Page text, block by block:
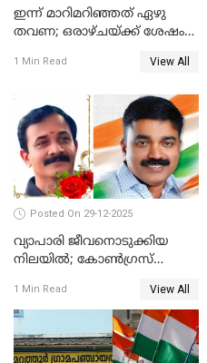
ഇന്ന് മാറിമറിഞ്ഞത് ഏഴു
തവണ; ഒരാഴ്ചയ്ക്ക് ശേഷം
1 Min Read View All
Posted On 29-12-2025
വ്യാപാരി ജീവനൊടുക്കിയ
നിലയില്‍; കോണ്‍ഗ്രസ്
മാനസികപീഡനമെന്ന് കുറിപ്പ്
1 Min Read View All